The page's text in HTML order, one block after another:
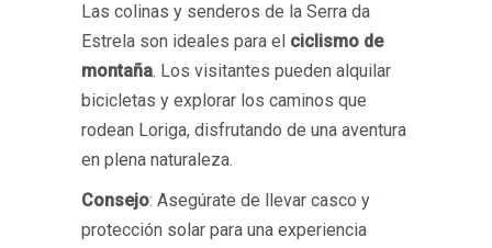
Las colinas y senderos de la Serra da
Estrela son ideales para el ciclismo de
montaña. Los visitantes pueden alquilar
bicicletas y explorar los caminos que
rodean Loriga, disfrutando de una aventura
en plena naturaleza.
Consejo: Asegúrate de llevar casco y
protección solar para una experiencia